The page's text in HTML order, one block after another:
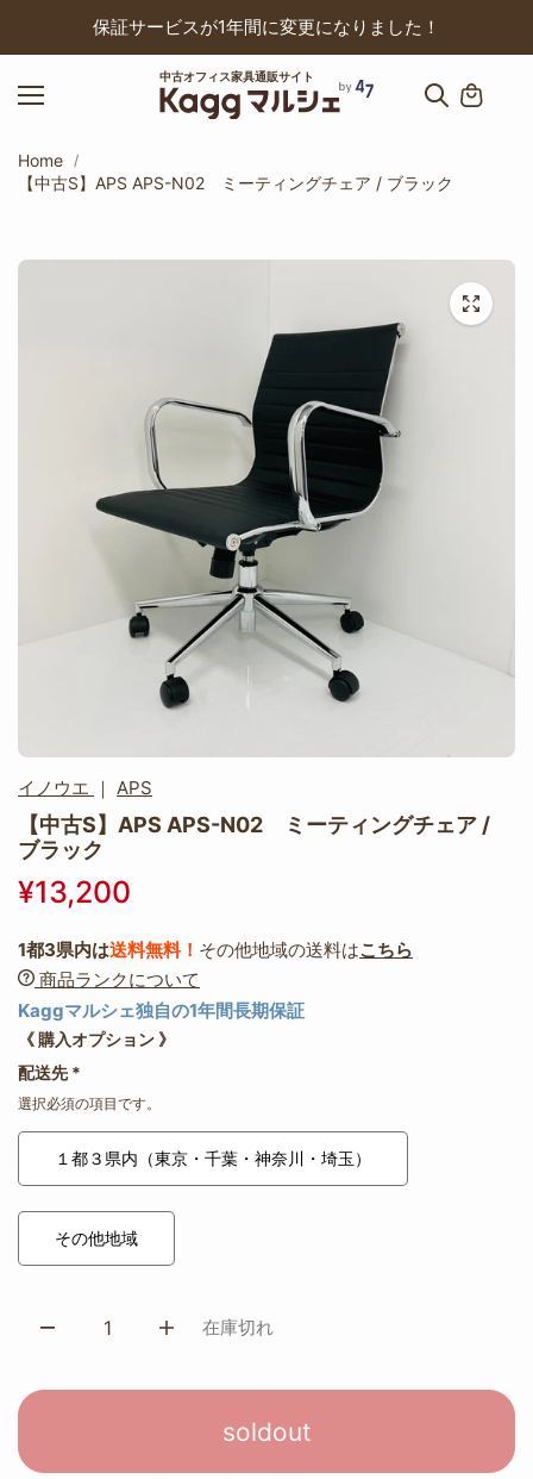
保証サービスが1年間に変更になりました！
中古オフィス家具通販サイト
Home
【中古S】APS APS-N02 ミーティングチェア / ブラック
イノウエ ｜ APS
【中古S】APS APS-N02 ミーティングチェア /
ブラック
¥13,200
1都3県内は送料無料！ その他地域の送料はこちら
商品ランクについて
Kaggマルシェ独自の1年間長期保証
《 購入オプション 》
配送先*
選択必須の項目です。
１都３県内（東京・千葉・神奈川・埼玉）
その他地域
在庫切れ
soldout